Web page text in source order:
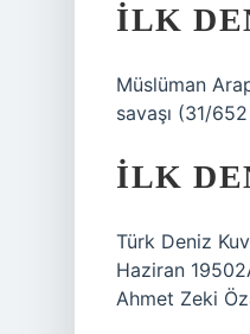
İLK
Müslüman
savaşı (31/
İLK
Türk Deniz
Haziran
Ahmet Zeki